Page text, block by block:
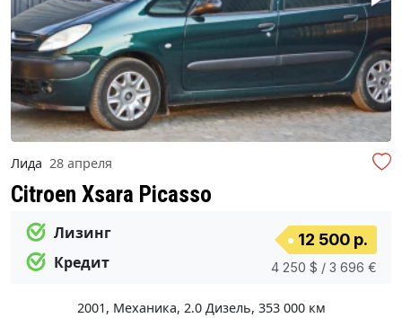
Лида 28 апреля
Citroen Xsara Picasso
Лизинг
Кредит
12 500 р.
4 250 $ / 3 696 €
2001, Механика, 2.0 Дизель, 353 000 км